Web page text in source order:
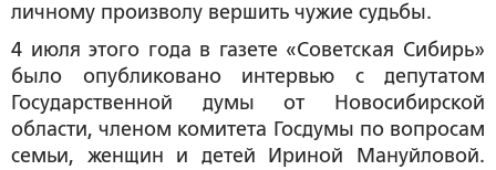
личному произволу вершить чужие судьбы.
4 июля этого года в газете «Советская Сибирь»
было опубликовано интервью с депутатом
Государственной думы от Новосибирской
области, членом комитета Госдумы по вопросам
семьи, женщин и детей Ириной Мануйловой.